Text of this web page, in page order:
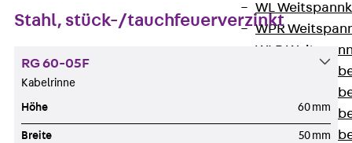
WL
WPR
WLR
Stahl, stück-/tauchfeuerverzinkt
RG 60-05F
Kabelrinne
Höhe 60 mm
Breite 50 mm